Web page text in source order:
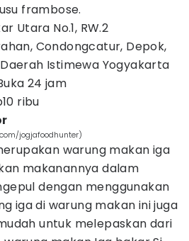
frambose.
Utara No.1, RW.2
Condongcatur, Depok,
Istimewa Yogyakarta
24 jam
ribu
jogjafoodhunter)
warung makan iga
makanannya dalam
dengan menggunakan
iga di warung makan ini juga
untuk melepaskan dari